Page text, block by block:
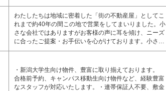
わたしたちは地域に密着した「街の不動産屋」としてこ
れまで約40年の間この地で営業をしてまいりました。小
さな会社ではありますがお客様の声に耳を傾け、ニーズ
に合ったご提案・お手伝いを心がけております。小さ…
・新潟大学生向け物件、豊富に取り揃えております。
合格前予約、キャンパス移動生向け物件など、経験豊富
なスタッフが対応いたします。・連帯保証人不要、敷金